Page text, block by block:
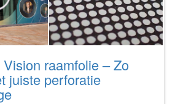
raamfolie – Zo
juiste perforatie